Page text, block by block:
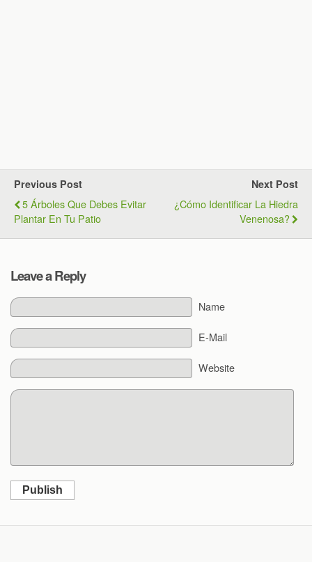
Previous Post
5 Árboles Que Debes Evitar
Plantar En Tu Patio
Next Post
¿Cómo Identificar La Hiedra
Venenosa?
Leave a Reply
Name
E-Mail
Website
Publish